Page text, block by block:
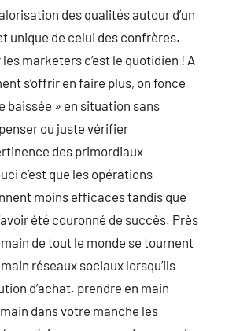
des qualités autour d’un
unique de celui des confrères.
marketers c’est le quotidien ! A
s’offrir en faire plus, on fonce
baissée » en situation sans
ou juste vérifier
des primordiaux
c’est que les opérations
moins efficaces tandis que
été couronné de succès. Près
de tout le monde se tournent
réseaux sociaux lorsqu’ils
d’achat. prendre en main
dans votre manche les